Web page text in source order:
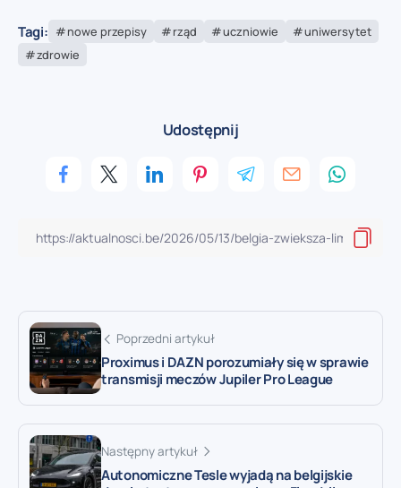
Tagi: nowe przepisy rząd uczniowie
uniwersytet
zdrowie
Udostępnij
Poprzedni artykuł
Proximus i DAZN porozumiały się w sprawie
transmisji meczów Jupiler Pro League
Następny artykuł
Autonomiczne Tesle wyjadą na belgijskie